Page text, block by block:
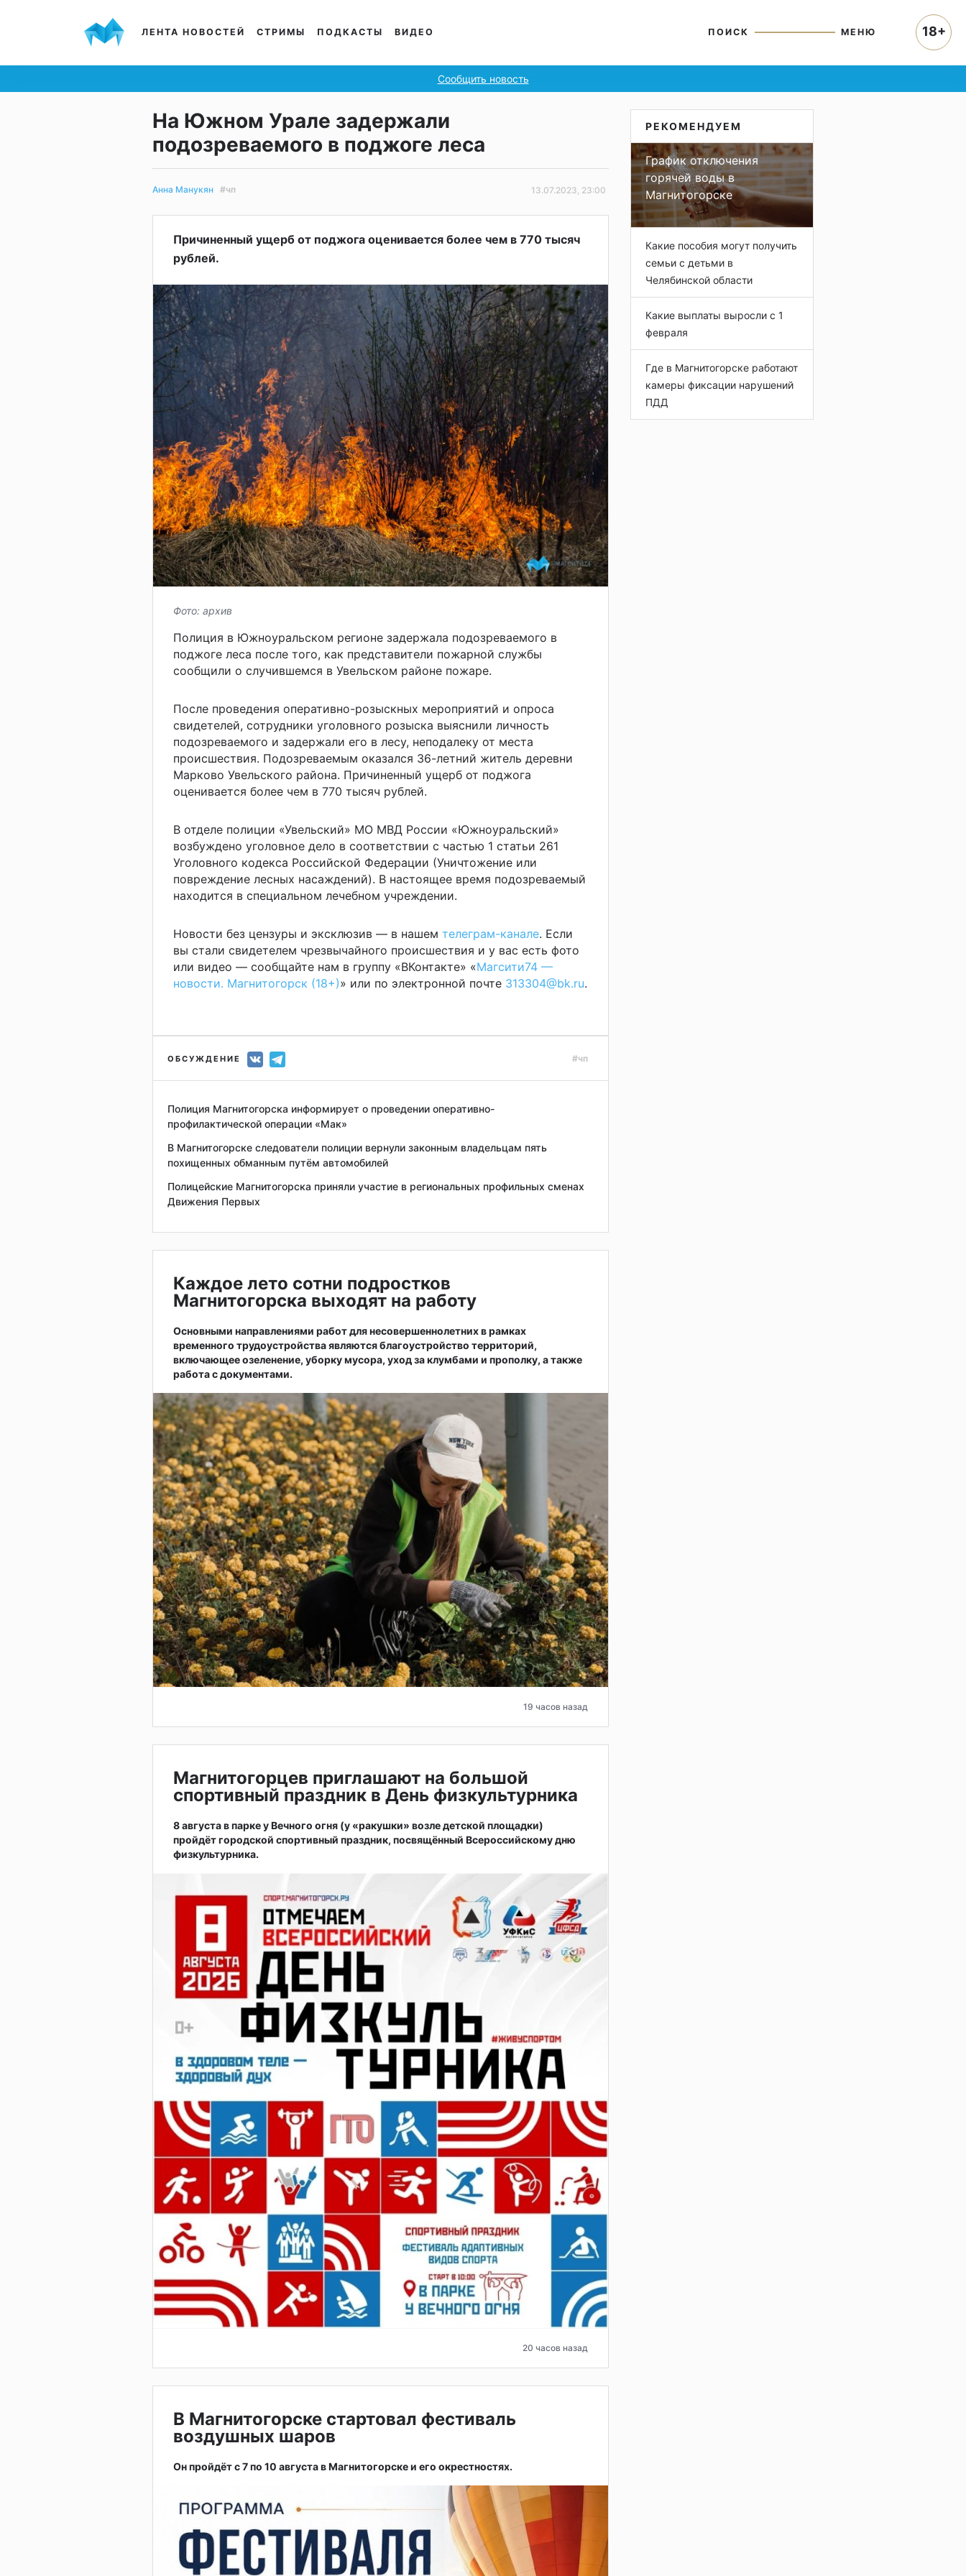
ЛЕНТА НОВОСТЕЙ СТРИМЫ ПОДКАСТЫ ВИДЕО ПОИСК МЕНЮ
Сообщить новость
На Южном Урале задержали
подозреваемого в поджоге леса
Анна Манукян #чп 13.07.2023, 23:00
Причиненный ущерб от поджога оценивается более чем в 770 тысяч
рублей.
Фото: архив
Полиция в Южноуральском регионе задержала подозреваемого в
поджоге леса после того, как представители пожарной службы
сообщили о случившемся в Увельском районе пожаре.
После проведения оперативно-розыскных мероприятий и опроса
свидетелей, сотрудники уголовного розыска выяснили личность
подозреваемого и задержали его в лесу, неподалеку от места
происшествия. Подозреваемым оказался 36-летний житель деревни
Марково Увельского района. Причиненный ущерб от поджога
оценивается более чем в 770 тысяч рублей.
В отделе полиции «Увельский» МО МВД России «Южноуральский»
возбуждено уголовное дело в соответствии с частью 1 статьи 261
Уголовного кодекса Российской Федерации (Уничтожение или
повреждение лесных насаждений). В настоящее время подозреваемый
находится в специальном лечебном учреждении.
Новости без цензуры и эксклюзив — в нашем телеграм-канале. Если
вы стали свидетелем чрезвычайного происшествия и у вас есть фото
или видео — сообщайте нам в группу «ВКонтакте» «Магсити74 —
новости. Магнитогорск (18+)» или по электронной почте 313304@bk.ru.
ОБСУЖДЕНИЕ #чп
Полиция Магнитогорска информирует о проведении оперативно-
профилактической операции «Мак»
В Магнитогорске следователи полиции вернули законным владельцам пять
похищенных обманным путём автомобилей
Полицейские Магнитогорска приняли участие в региональных профильных сменах
Движения Первых
Каждое лето сотни подростков
Магнитогорска выходят на работу
Основными направлениями работ для несовершеннолетних в рамках
временного трудоустройства являются благоустройство территорий,
включающее озеленение, уборку мусора, уход за клумбами и прополку, а также
работа с документами.
19 часов назад
Магнитогорцев приглашают на большой
спортивный праздник в День физкультурника
8 августа в парке у Вечного огня (у «ракушки» возле детской площадки)
пройдёт городской спортивный праздник, посвящённый Всероссийскому дню
физкультурника.
20 часов назад
В Магнитогорске стартовал фестиваль
воздушных шаров
Он пройдёт с 7 по 10 августа в Магнитогорске и его окрестностях.
РЕКОМЕНДУЕМ
График отключения
горячей воды в
Магнитогорске
Какие пособия могут получить
семьи с детьми в
Челябинской области
Какие выплаты выросли с 1
февраля
Где в Магнитогорске работают
камеры фиксации нарушений
ПДД
18+